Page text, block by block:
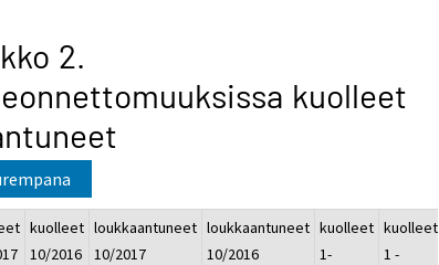
2.
kuolleet
kuolleet
10/2016
loukkaantuneet
10/2017
loukkaantuneet
10/2016
kuolleet
1-
kuolleet
1 -